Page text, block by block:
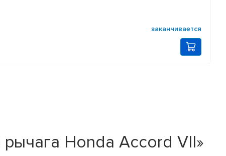
заканчивается
Honda Accord VII»